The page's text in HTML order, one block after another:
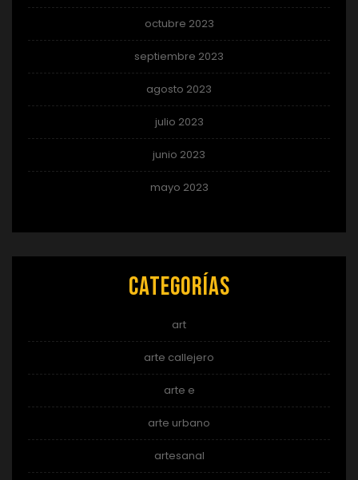
octubre 2023
septiembre 2023
agosto 2023
julio 2023
junio 2023
mayo 2023
Categorías
art
arte callejero
arte e
arte urbano
artesanal